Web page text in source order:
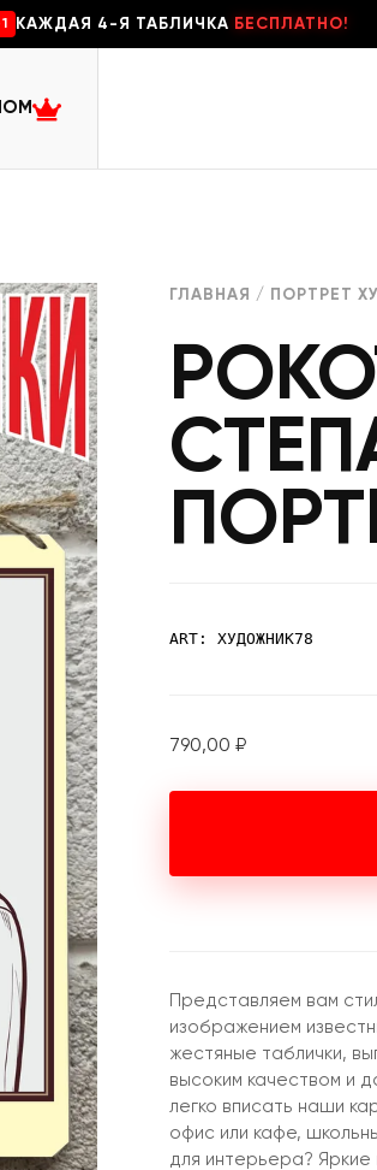
КАЖДАЯ 4-Я ТАБЛИЧКА БЕСПЛАТНО!
ГЛАВНАЯ / ПОРТРЕТ
ART: ХУДОЖНИК78
790,00 ₽
Представляем вам
изображением
жестяные таблички,
высоким качеством и
легко вписать наши
офис или кафе,
для интерьера?